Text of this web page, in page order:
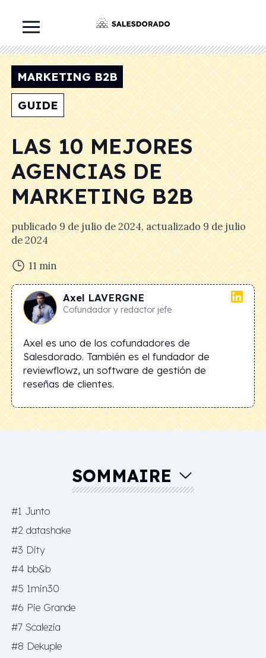
MARKETING B2B
GUIDE
LAS 10 MEJORES
AGENCIAS DE
MARKETING B2B
publicado9 de julio de 2024, actualizado9 de julio
de 2024
11 min
Axel LAVERGNE
Cofundador y redactor jefe
Axel es uno de los cofundadores de
Salesdorado. También es el fundador de
reviewflowz, un software de gestión de
reseñas de clientes.
SOMMAIRE
#1 Junto
#2 datashake
#3 Dity
#4 bb&b
#5 1min30
#6 Pie Grande
#7 Scalezia
#8 Dekuple